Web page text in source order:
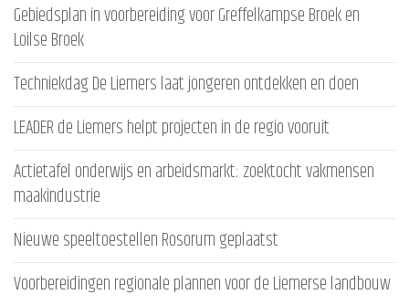
Gebiedsplan in voorbereiding voor Greffelkampse Broek en
Loilse Broek
Techniekdag De Liemers laat jongeren ontdekken en doen
LEADER de Liemers helpt projecten in de regio vooruit
Actietafel onderwijs en arbeidsmarkt: zoektocht vakmensen
maakindustrie
Nieuwe speeltoestellen Rosorum geplaatst
Voorbereidingen regionale plannen voor de Liemerse landbouw